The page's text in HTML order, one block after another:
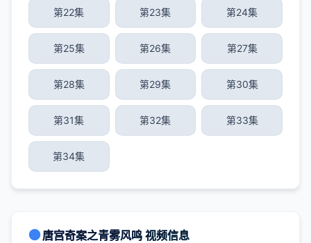
第22集 第23集 第24集
第25集 第26集 第27集
第28集 第29集 第30集
第31集 第32集 第33集
第34集
唐宫奇案之青雾风鸣 视频信息